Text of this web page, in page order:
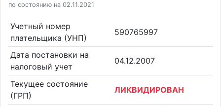
по состоянию на 02.11.2021
Учетный номер
плательщика (УНП)
590765997
Дата постановки на
налоговый учет
04.12.2007
Текущее состояние
(ГРП)
ЛИКВИДИРОВАН